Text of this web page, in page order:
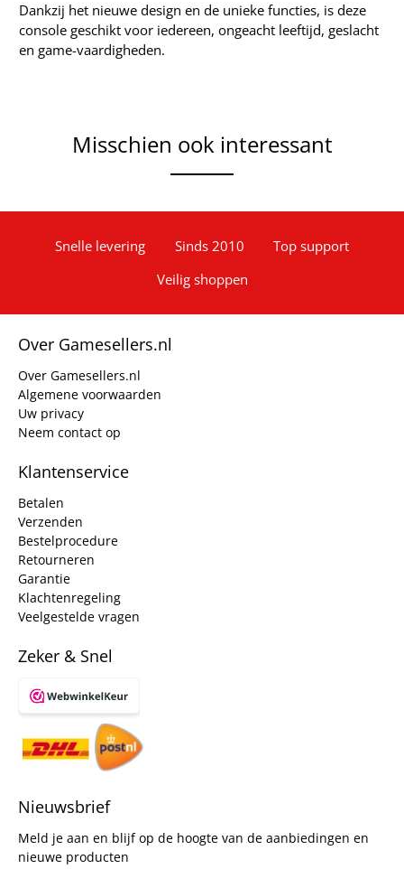
Dankzij het nieuwe design en de unieke functies, is deze
console geschikt voor iedereen, ongeacht leeftijd, geslacht
en game-vaardigheden.
Misschien ook interessant
Snelle levering Sinds 2010
Top support
Veilig shoppen
Over Gamesellers.nl
Over Gamesellers.nl
Algemene voorwaarden
Uw privacy
Neem contact op
Klantenservice
Betalen
Verzenden
Bestelprocedure
Retourneren
Garantie
Klachtenregeling
Veelgestelde vragen
Zeker & Snel
Nieuwsbrief
Meld je aan en blijf op de hoogte van de aanbiedingen en
nieuwe producten